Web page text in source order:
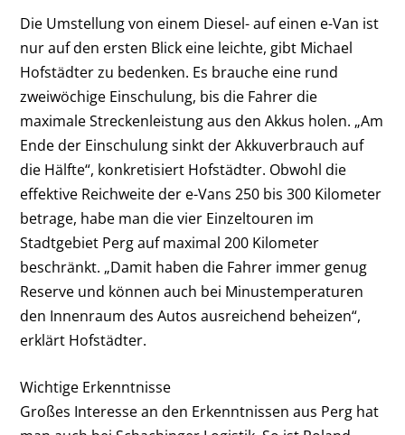
Die Umstellung von einem Diesel- auf einen e-Van ist
nur auf den ersten Blick eine leichte, gibt Michael
Hofstädter zu bedenken. Es brauche eine rund
zweiwöchige Einschulung, bis die Fahrer die
maximale Streckenleistung aus den Akkus holen. „Am
Ende der Einschulung sinkt der Akkuverbrauch auf
die Hälfte“, konkretisiert Hofstädter. Obwohl die
effektive Reichweite der e-Vans 250 bis 300 Kilometer
betrage, habe man die vier Einzeltouren im
Stadtgebiet Perg auf maximal 200 Kilometer
beschränkt. „Damit haben die Fahrer immer genug
Reserve und können auch bei Minustemperaturen
den Innenraum des Autos ausreichend beheizen“,
erklärt Hofstädter.
Wichtige Erkenntnisse
Großes Interesse an den Erkenntnissen aus Perg hat